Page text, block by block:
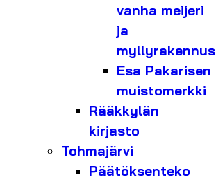
vanha meijeri
ja
myllyrakennus
Esa Pakarisen
muistomerkki
Rääkkylän
kirjasto
Tohmajärvi
Päätöksenteko